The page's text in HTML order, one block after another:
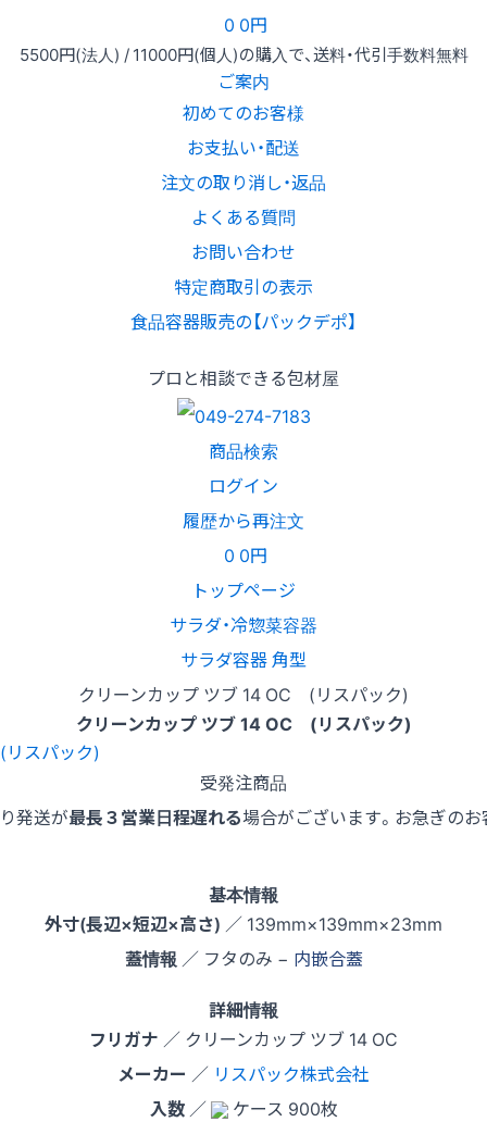
0 0円
5500円(法人) /11000円(個人)の購入で、送料・代引手数料無料
ご案内
初めてのお客様
お支払い・配送
注文の取り消し・返品
よくある質問
お問い合わせ
特定商取引の表示
食品容器販売の【パックデポ】
プロと相談できる包材屋
商品検索
ログイン
履歴から再注文
0 0円
トップページ
サラダ・冷惣菜容器
サラダ容器 角型
クリーンカップ ツブ 14 OC (リスパック)
クリーンカップ ツブ 14 OC (リスパック)
受発注商品
発送が最長３営業日程遅れる場合がございます。お急ぎの
基本情報
外寸(長辺×短辺×高さ) ／ 139mm×139mm×23mm
蓋情報 ／ フタのみ − 内嵌合蓋
詳細情報
フリガナ ／ クリーンカップ ツブ 14 OC
メーカー ／ リスパック株式会社
入数／
ケース 900枚